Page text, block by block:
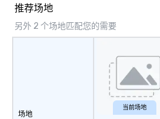
推荐场地
另外 2 个场地匹配您的需要
场地
当前场地